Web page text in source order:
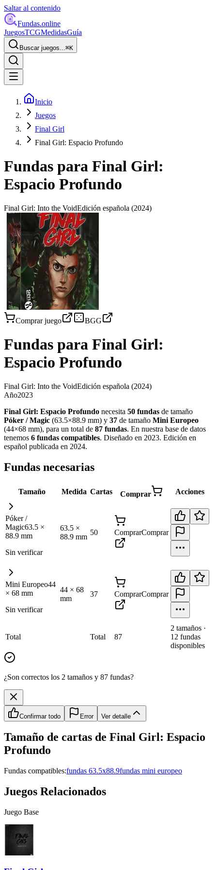
Saltar al contenido
Fundas.online
JuegosTCGMedidasGuía
Buscar juegos...⌘K
Inicio
Juegos
Final Girl
Final Girl: Espacio Profundo
Fundas para Final Girl:
Espacio Profundo
Final Girl: Into the VoidEdición española (2024)
Comprar juego BGG
Fundas para Final Girl:
Espacio Profundo
Final Girl: Into the VoidEdición española (2024)
Año2023
Final Girl: Espacio Profundo necesita 50 fundas de tamaño
Póker / Magic (63.5×88.9 mm) y 37 de tamaño Mini Europeo
(44×68 mm), para un total de 87 fundas. En nuestra base de datos
tenemos 6 fundas compatibles. Diseñado en 2023. Edición en
español publicada en 2024.
Fundas necesarias
Tamaño Medida Cartas Comprar Acciones
Póker /
Magic63.5 ×
88.9 mm
Sin verificar
63.5 ×
88.9 mm
50 ComprarComprar
Mini Europeo44
× 68 mm
Sin verificar
44 × 68
mm
37 ComprarComprar
Total Total 87
2 tamaños ·
12 fundas
disponibles
¿Son correctos los 2 tamaños y 87 fundas?
Confirmar todo Error Ver detalle
Tamaño de cartas de Final Girl: Espacio
Profundo
Fundas compatibles:fundas 63.5x88.9fundas mini europeo
Juegos Relacionados
Juego Base